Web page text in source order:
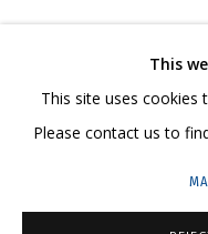
+7 (495) 635-02-35
ПОДПИШИТЕСЬ НА
This
This site uses cookies
Please contact us to